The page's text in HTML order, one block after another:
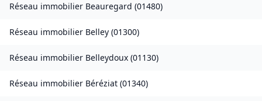
Réseau immobilier Beauregard (01480)
Réseau immobilier Belley (01300)
Réseau immobilier Belleydoux (01130)
Réseau immobilier Béréziat (01340)